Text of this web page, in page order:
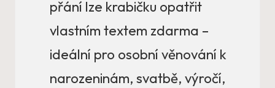
přání lze krabičku opatřit
vlastním textem zdarma –
ideální pro osobní věnování k
narozeninám, svatbě, výročí,